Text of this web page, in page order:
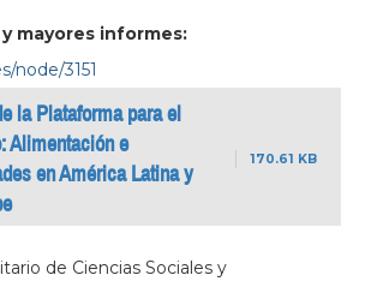
mayores informes:
node/3151
la Plataforma para el
Alimentación e
en América Latina y
170.61 KB
de Ciencias Sociales y